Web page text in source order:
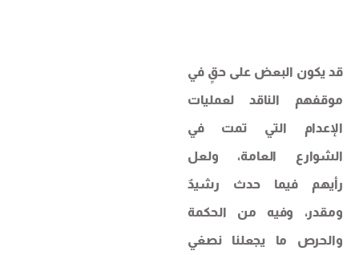
قد يكون البعض على حقٍ في
موقفهم الناقد لعمليات
الإعدام التي تمت في
الشوارع العامة، ولعل
رأيهم فيما حدث رشيدٌ
ومقدر، وفيه من الحكمة
والحرص ما يجعلنا نصغي